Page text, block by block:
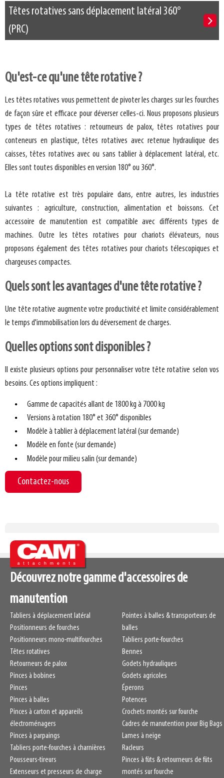
Têtes rotatives sans déplacement latéral 360°
(PRC)
Qu'est-ce qu'une tête rotative ?
Les têtes rotatives vous permettent de pivoter les charges sur les fourches
de façon sûre et efficace pour déverser celles-ci. Nous proposons plusieurs
types de têtes rotatives : retourneurs de palox, têtes rotatives pour
conteneurs en plastique, têtes rotatives avec retenue hydraulique des
caisses, têtes rotatives avec ou sans tablier à déplacement latéral, etc.
Elles sont toutes disponibles en version 180° ou 360°.
La tête rotative est très populaire dans, entre autres, les industries
suivantes : agriculture, construction, alimentation et boissons. Cet
accessoire de manutention est compatible avec différents types de
machines. Outre les têtes rotatives pour chariots élévateurs, nous
proposons également des têtes rotatives pour chariots télescopiques et
chargeuses compactes.
Quels sont les avantages d'une tête rotative ?
Une tête rotative augmente votre productivité et limite considérablement
le temps d'immobilisation lors du déversement de charges.
Quelles options sont disponibles ?
Il existe plusieurs options pour personnaliser votre tête rotative selon vos
besoins. Ces options impliquent :
Gamme de capacités allant de 1800 kg à 7000 kg
Versions à rotation 180° et 360° disponibles
Modèle à tablier à déplacement latéral (sur demande)
Modèle en fonte (sur demande)
Modèle pour milieu salin (sur demande)
Contactez-nous
Découvrez notre gamme d'accessoires de
manutention
Tabliers à déplacement latéral
Positionneurs de fourches
Positionneurs mono-multifourches
Têtes rotatives
Retourneurs de palox
Pinces à bobines
Pinces
Pinces à balles
Pinces à carton et appareils
électroménagers
Pinces à parpaings
Tabliers porte-fourches à charnières
Pousseurs-tireurs
Extenseurs et presseurs de charge
Pointes à balles & transporteurs de
balles
Tabliers porte-fourches
Bennes
Godets hydrauliques
Godets agricoles
Éperons
Potences
Crochets montés sur fourche
Cadres de manutention pour Big Bags
Lames à neige
Racleurs
Pinces à fûts & retourneurs de fûts
montés sur fourche